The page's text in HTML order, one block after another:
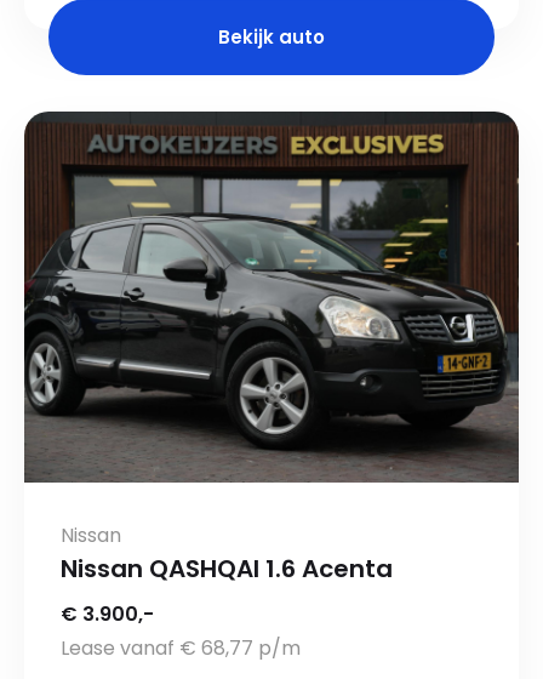
Bekijk auto
Nissan
Nissan QASHQAI 1.6 Acenta
€ 3.900,-
Lease vanaf € 68,77 p/m